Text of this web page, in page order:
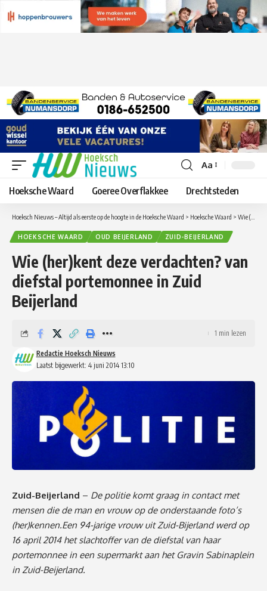
Lettergrootte
aanpassen
Aa
Hoeksche Waard Goeree Overflakkee Drechtsteden
Hoeksch Nieuws – Altijd als eerste op de hoogte in de Hoeksche Waard > Hoeksche Waard > Wie (her)kent deze verdachten? van diefstal portemonnee in Zuid Beijerland
HOEKSCHE WAARD OUD BEIJERLAND ZUID-BEIJERLAND
Wie (her)kent deze verdachten? van
diefstal portemonnee in Zuid
Beijerland
Laatst bijgewerkt: 4 juni 2014 13:10
Redactie Hoeksch Nieuws
1 min lezen
Zuid-Beijerland – De politie komt graag in contact met
mensen die de man en vrouw op de onderstaande foto’s
(her)kennen.Een 94-jarige vrouw uit Zuid-Bijerland werd op
16 april 2014 het slachtoffer van de diefstal van haar
portemonnee in een supermarkt aan het Gravin Sabinaplein
in Zuid-Beijerland.